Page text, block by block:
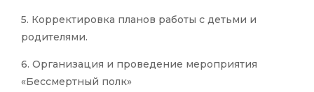
5. Корректировка планов работы с детьми и
родителями.
6. Организация и проведение мероприятия
«Бессмертный полк»